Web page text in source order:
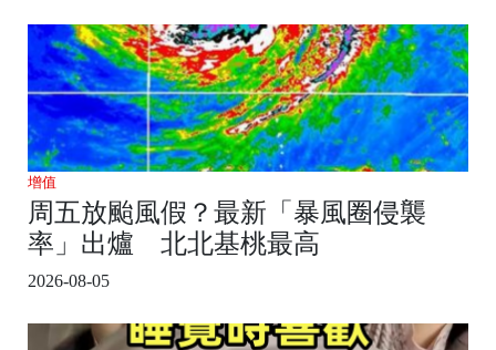
增值
周五放颱風假？最新「暴風圈侵襲
率」出爐 北北基桃最高
2026-08-05